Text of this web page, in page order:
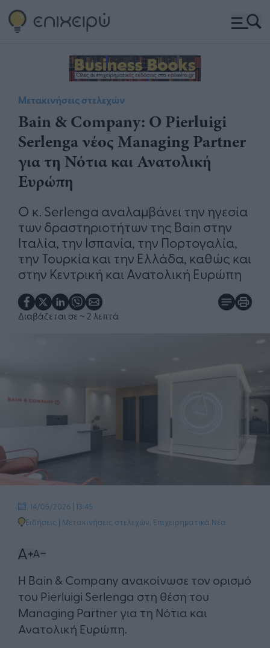
Μετακινήσεις στελεχών
Bain & Company: Ο Pierluigi
Serlenga νέος Managing Partner
για τη Νότια και Ανατολική
Ευρώπη
Ο κ. Serlenga αναλαμβάνει την ηγεσία
των δραστηριοτήτων της Bain στην
Ιταλία, την Ισπανία, την Πορτογαλία,
την Τουρκία και την Ελλάδα, καθώς και
στην Κεντρική και Ανατολική Ευρώπη
Διαβάζεται σε ~ 2 λεπτά
14/05/2026 | 13:45
Ειδήσεις | Μετακινήσεις στελεχών Επιχειρηματικά Νέα
Η Bain & Company ανακοίνωσε τον ορισμό
του Pierluigi Serlenga στη θέση του
Managing Partner για τη Νότια και
Ανατολική Ευρώπη.